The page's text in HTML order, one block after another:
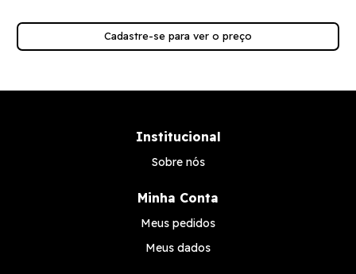
Cadastre-se para ver o preço
Institucional
Sobre nós
Minha Conta
Meus pedidos
Meus dados